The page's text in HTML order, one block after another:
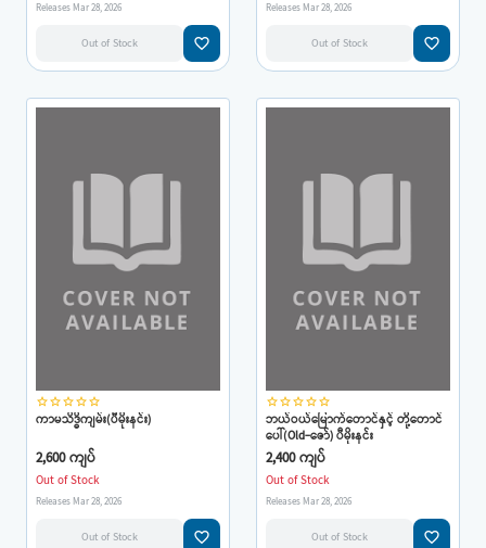
Releases Mar 28, 2026
Out of Stock favorite_border
Releases Mar 28, 2026
Out of Stock favorite_border
star_borderstar_borderstar_borderstar_borderstar_border
ကာမသိဒ္ဓိကျမ်း(ပီမိုးနင်း)
2,600 ကျပ်
Out of Stock
Releases Mar 28, 2026
Out of Stock favorite_border
star_borderstar_borderstar_borderstar_borderstar_border
ဘယ်ဝယ်မြောက်တောင်နှင့် တို့တောင်
ပေါ်(Old-ဇော်) ပီမိုးနင်း
2,400 ကျပ်
Out of Stock
Releases Mar 28, 2026
Out of Stock favorite_border